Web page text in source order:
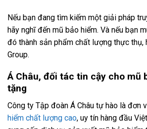
Nếu bạn đang tìm kiếm một giải pháp
hãy nghĩ đến mũ bảo hiểm. Và nếu bạn
đó thành sản phẩm chất lượng thực thụ,
Group.
Á Châu, đối tác tin cậy cho mũ
tặng
Công ty Tập đoàn Á Châu tự hào là đơn
hiểm chất lượng cao, uy tín hàng đầu